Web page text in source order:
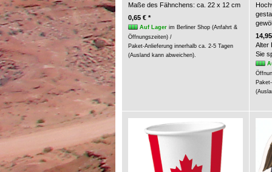
Maße des Fähnchens: ca. 22 x 12 cm
0,65 € *
Auf Lagerim Berliner Shop (Anfahrt &
Öffnungszeiten) /
Paket-Anlieferung innerhalb ca. 2-5 Tagen
(Ausland kann abweichen).
Alter
Sie